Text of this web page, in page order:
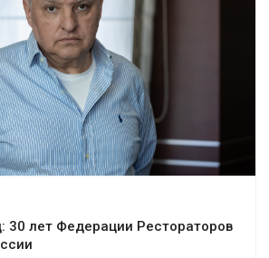
30 лет Федерации Рестораторов